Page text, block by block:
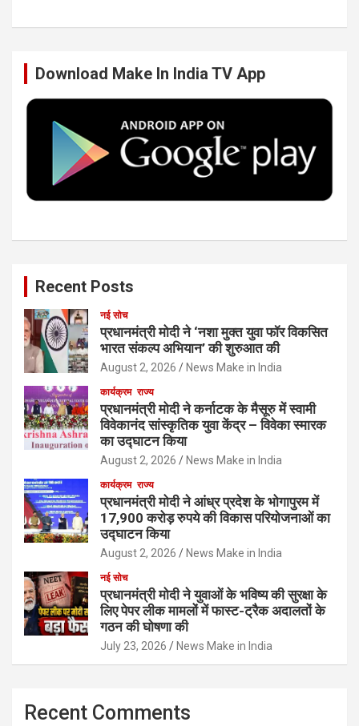
o
k
r I
n
e
Download Make In India TV App
Recent Posts
नई सोच
प्रधानमंत्री मोदी ने ‘नशा मुक्त युवा फॉर विकसित
भारत संकल्प अभियान’ की शुरुआत की
August 2, 2026 News Make in India
कार्यक्रम राज्य
प्रधानमंत्री मोदी ने कर्नाटक के मैसूरु में स्वामी
विवेकानंद सांस्कृतिक युवा केंद्र – विवेका स्मारक
का उद्घाटन किया
August 2, 2026 News Make in India
कार्यक्रम राज्य
प्रधानमंत्री मोदी ने आंध्र प्रदेश के भोगापुरम में
17,900 करोड़ रुपये की विकास परियोजनाओं का
उद्घाटन किया
August 2, 2026 News Make in India
नई सोच
प्रधानमंत्री मोदी ने युवाओं के भविष्य की सुरक्षा के
लिए पेपर लीक मामलों में फास्ट-ट्रैक अदालतों के
गठन की घोषणा की
July 23, 2026 News Make in India
Recent Comments